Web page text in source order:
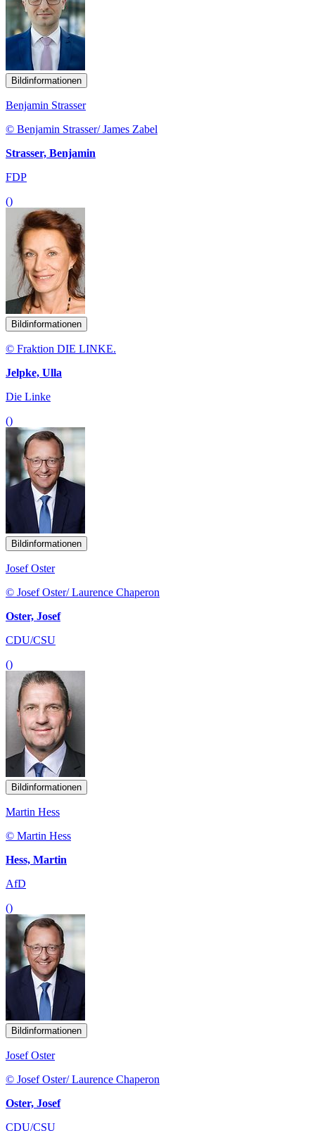
Bildinformationen
Benjamin Strasser
© Benjamin Strasser/ James Zabel
Strasser, Benjamin
FDP
()
Bildinformationen
© Fraktion DIE LINKE.
Jelpke, Ulla
Die Linke
()
Bildinformationen
Josef Oster
© Josef Oster/ Laurence Chaperon
Oster, Josef
CDU/CSU
()
Bildinformationen
Martin Hess
© Martin Hess
Hess, Martin
AfD
()
Bildinformationen
Josef Oster
© Josef Oster/ Laurence Chaperon
Oster, Josef
CDU/CSU